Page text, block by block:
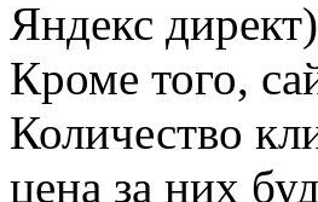
Яндекс
Кроме того,
Количество
цена за них